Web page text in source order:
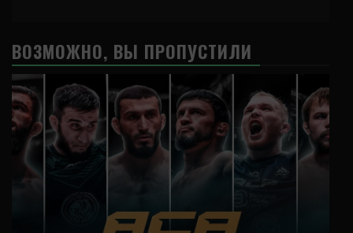
ВОЗМОЖНО, ВЫ ПРОПУСТИЛИ